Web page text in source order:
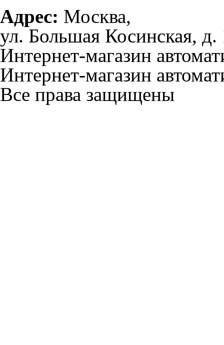
Адрес: Москва,
ул. Большая Косинская, д.
Интернет-магазин
Интернет-магазин
Все права защищены